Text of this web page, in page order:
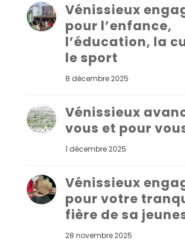
Vénissieux
pour l’enfance,
l’éducation, la
le sport
8 décembre 2025
Vénissieux
vous et pour
1 décembre 2025
Vénissieux
pour votre
fière de sa
28 novembre 2025